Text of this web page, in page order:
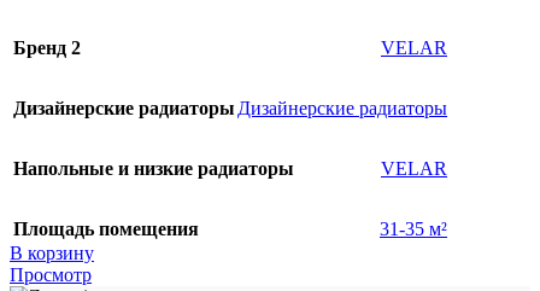
Бренд 2 VELAR
Дизайнерские радиаторы Дизайнерские радиаторы
Напольные и низкие радиаторы VELAR
Площадь помещения
31-35 м²
В корзину
Просмотр